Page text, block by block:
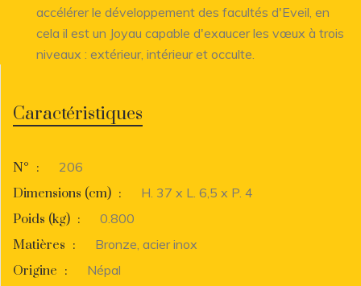
accélérer le développement des facultés d'Eveil, en
cela il est un Joyau capable d'exaucer les vœux à trois
niveaux : extérieur, intérieur et occulte.
Caractéristiques
N° :
206
Dimensions (cm) :
H. 37 x L. 6,5 x P. 4
Poids (kg) :
0.800
Matières :
Bronze, acier inox
Origine :
Népal